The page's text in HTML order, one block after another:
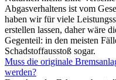
Abgasverhaltens ist vom
haben wir für viele
erstellen lassen, daher wäre
Gegenteil: in den meisten
Schadstoffausstoß sogar.
Muss die originale
werden?